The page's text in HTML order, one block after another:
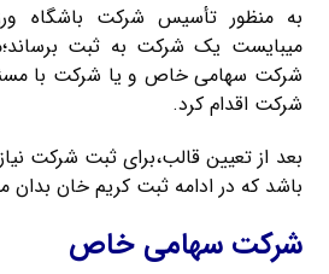
به منظور تأسیس شرکت باشگاه
میبایست یک شرکت به ثبت
شرکت سهامی خاص و یا شرکت با
شرکت اقدام کرد.
بعد از تعیین قالب،برای ثبت شرکت
باشد که در ادامه ثبت کریم خان بدان
شرکت سهامی خاص